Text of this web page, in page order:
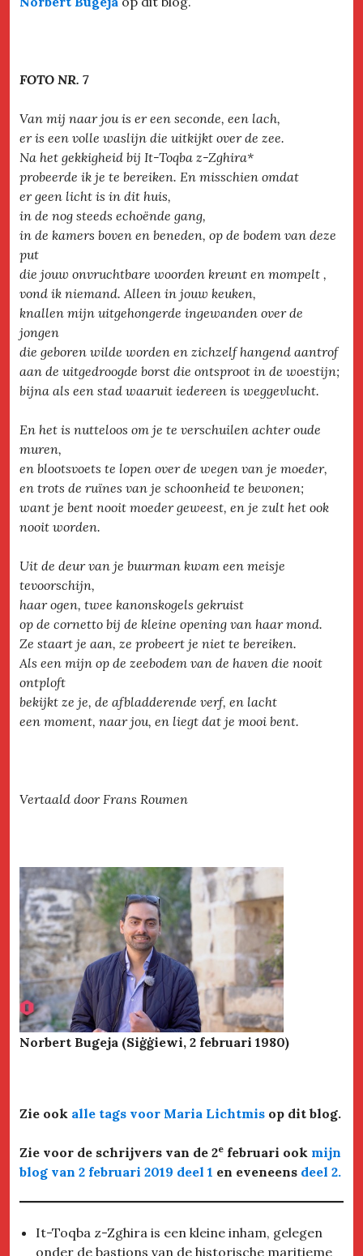
FOTO NR. 7
Van mij naar jou is er een seconde, een lach,
er is een volle waslijn die uitkijkt over de zee.
Na het gekkigheid bij It-Toqba z-Zghira*
probeerde ik je te bereiken. En misschien omdat
er geen licht is in dit huis,
in de nog steeds echoënde gang,
in de kamers boven en beneden, op de bodem van deze
put
die jouw onvruchtbare woorden kreunt en mompelt ,
vond ik niemand. Alleen in jouw keuken,
knallen mijn uitgehongerde ingewanden over de
jongen
die geboren wilde worden en zichzelf hangend aantrof
aan de uitgedroogde borst die ontsproot in de woestijn;
bijna als een stad waaruit iedereen is weggevlucht.
En het is nutteloos om je te verschuilen achter oude
muren,
en blootsvoets te lopen over de wegen van je moeder,
en trots de ruïnes van je schoonheid te bewonen;
want je bent nooit moeder geweest, en je zult het ook
nooit worden.
Uit de deur van je buurman kwam een meisje
tevoorschijn,
haar ogen, twee kanonskogels gekruist
op de cornetto bij de kleine opening van haar mond.
Ze staart je aan, ze probeert je niet te bereiken.
Als een mijn op de zeebodem van de haven die nooit
ontploft
bekijkt ze je, de afbladderende verf, en lacht
een moment, naar jou, en liegt dat je mooi bent.
Vertaald door Frans Roumen
Norbert Bugeja (Siġġiewi, 2 februari 1980)
Zie ook alle tags voor Maria Lichtmis op dit blog.
Zie voor de schrijvers van de 2e februari ook mijn
blog van 2 februari 2019 deel 1 en eveneens deel 2.
It-Toqba z-Zghira is een kleine inham, gelegen
onder de bastions van de historische maritieme